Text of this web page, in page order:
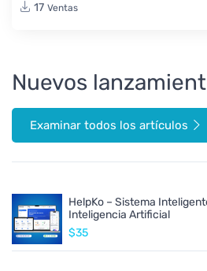
17 Ventas
Nuevos
Examinar todos los artículos
HelpKo – Sistema
Inteligencia Artificial
$35